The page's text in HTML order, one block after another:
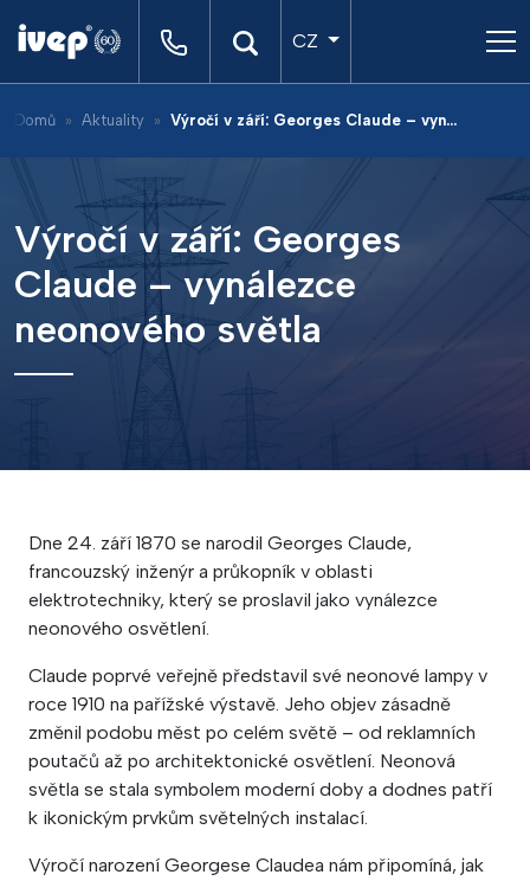
CZ
Domů Aktuality Výročí v září: Georges Claude – vynálezce neonového světla
Výročí v září: Georges
Claude – vynálezce
neonového světla
Dne 24. září 1870 se narodil Georges Claude,
francouzský inženýr a průkopník v oblasti
elektrotechniky, který se proslavil jako vynálezce
neonového osvětlení.
Claude poprvé veřejně představil své neonové lampy v
roce 1910 na pařížské výstavě. Jeho objev zásadně
změnil podobu měst po celém světě – od reklamních
poutačů až po architektonické osvětlení. Neonová
světla se stala symbolem moderní doby a dodnes patří
k ikonickým prvkům světelných instalací.
Výročí narození Georgese Claudea nám připomíná, jak